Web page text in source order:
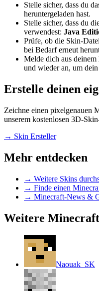
Stelle sicher, dass du
heruntergeladen hast.
Stelle sicher, dass du
verwendest: Java
Prüfe, ob die Skin-
bei Bedarf erneut
Melde dich aus deinem
und wieder an, um
Erstelle deinen
Zeichne einen pixelgenauen
unserem kostenlosen 3D-
→ Skin Ersteller
Mehr entdecken
→ Weitere Skins
→ Finde einen
→ Minecraft-News &
Weitere
Naouak_SK